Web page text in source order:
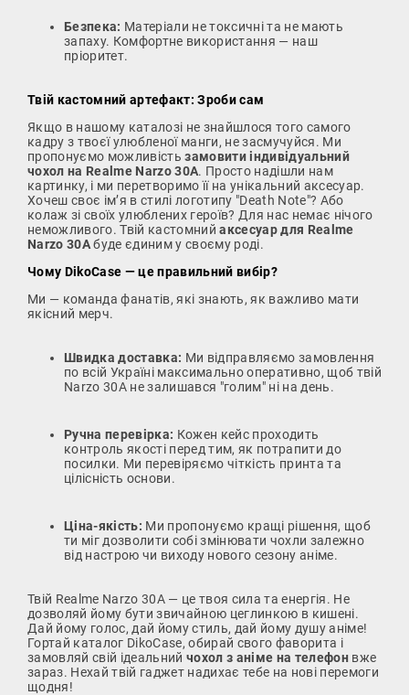
Безпека: Матеріали не токсичні та не мають
запаху. Комфортне використання — наш
пріоритет.
Твій кастомний артефакт: Зроби сам
Якщо в нашому каталозі не знайшлося того самого
кадру з твоєї улюбленої манги, не засмучуйся. Ми
пропонуємо можливістьзамовити індивідуальний
чохол на Realme Narzo 30A. Просто надішли нам
картинку, і ми перетворимо її на унікальний аксесуар.
Хочеш своє ім’я в стилі логотипу "Death Note"? Або
колаж зі своїх улюблених героїв? Для нас немає нічого
неможливого. Твій кастомнийаксесуар для Realme
Narzo 30Aбуде єдиним у своєму роді.
Чому DikoCase — це правильний вибір?
Ми — команда фанатів, які знають, як важливо мати
якісний мерч.
Швидка доставка: Ми відправляємо замовлення
по всій Україні максимально оперативно, щоб твій
Narzo 30A не залишався "голим" ні на день.
Ручна перевірка: Кожен кейс проходить
контроль якості перед тим, як потрапити до
посилки. Ми перевіряємо чіткість принта та
цілісність основи.
Ціна-якість: Ми пропонуємо кращі рішення, щоб
ти міг дозволити собі змінювати чохли залежно
від настрою чи виходу нового сезону аніме.
Твій Realme Narzo 30A — це твоя сила та енергія. Не
дозволяй йому бути звичайною цеглинкою в кишені.
Дай йому голос, дай йому стиль, дай йому душу аніме!
Гортай каталог DikoCase, обирай свого фаворита і
замовляй свій ідеальний чохол з аніме на телефон вже
зараз. Нехай твій гаджет надихає тебе на нові перемоги
щодня!